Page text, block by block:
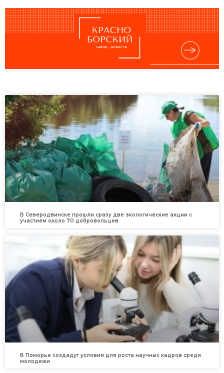
В Северодвинске прошли сразу две экологические акции с
участием около 70 добровольцев
В Поморье создадут условия для роста научных кадров среди
молодежи